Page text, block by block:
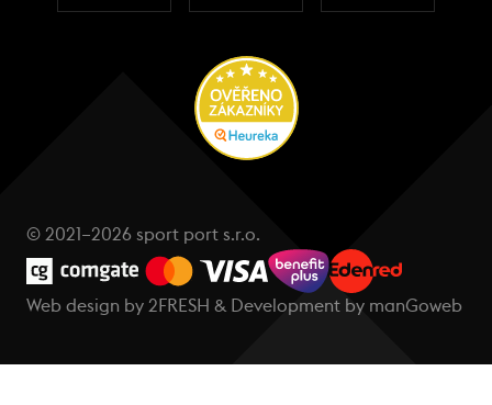
© 2021–2026 sport port s.r.o.
Web design by 2FRESH & Development by manGoweb